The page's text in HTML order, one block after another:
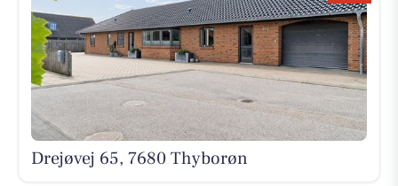
Drejøvej 65, 7680 Thyborøn